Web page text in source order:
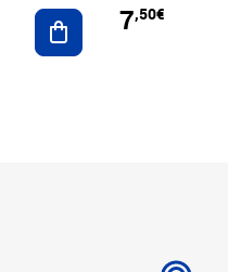
Ajouter au panier
7,50€